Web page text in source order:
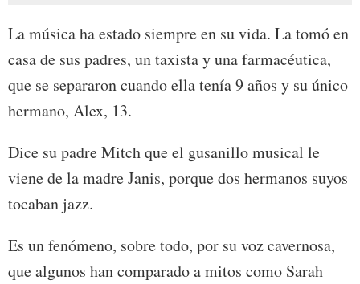
La música ha estado siempre en su vida. La tomó en
casa de sus padres, un taxista y una farmacéutica,
que se separaron cuando ella tenía 9 años y su único
hermano, Alex, 13.
Dice su padre Mitch que el gusanillo musical le
viene de la madre Janis, porque dos hermanos suyos
tocaban jazz.
Es un fenómeno, sobre todo, por su voz cavernosa,
que algunos han comparado a mitos como Sarah